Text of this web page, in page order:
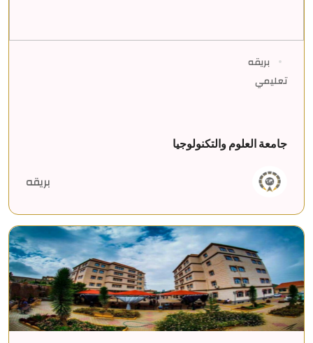
بريقه
تعليمي
جامعة العلوم والتكنولوجيا
بريقه